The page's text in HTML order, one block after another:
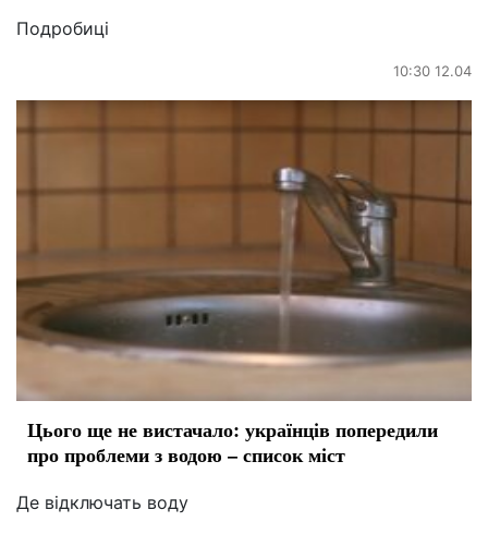
Подробиці
10:30 12.04
Цього ще не вистачало: українців попередили
про проблеми з водою – список міст
Де відключать воду